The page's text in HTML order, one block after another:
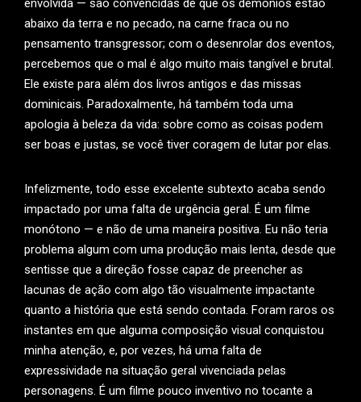
envolvida — são convencidas de que os demônios estão
abaixo da terra e no pecado, na carne fraca ou no
pensamento transgressor; com o desenrolar dos eventos,
percebemos que o mal é algo muito mais tangível e brutal.
Ele existe para além dos livros antigos e das missas
dominicais. Paradoxalmente, há também toda uma
apologia à beleza da vida: sobre como as coisas podem
ser boas e justas, se você tiver coragem de lutar por elas.
Infelizmente, todo esse excelente subtexto acaba sendo
impactado por uma falta de urgência geral. É um filme
monótono — e não de uma maneira positiva. Eu não teria
problema algum com uma produção mais lenta, desde que
sentisse que a direção fosse capaz de preencher as
lacunas de ação com algo tão visualmente impactante
quanto a história que está sendo contada. Foram raros os
instantes em que alguma composição visual conquistou
minha atenção, e, por vezes, há uma falta de
expressividade na situação geral vivenciada pelas
personagens. É um filme pouco inventivo no tocante a